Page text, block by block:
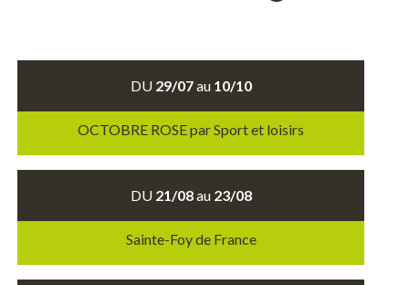
DU 29/07au 10/10
OCTOBRE ROSE par Sport et loisirs
DU 21/08au 23/08
Sainte-Foy de France